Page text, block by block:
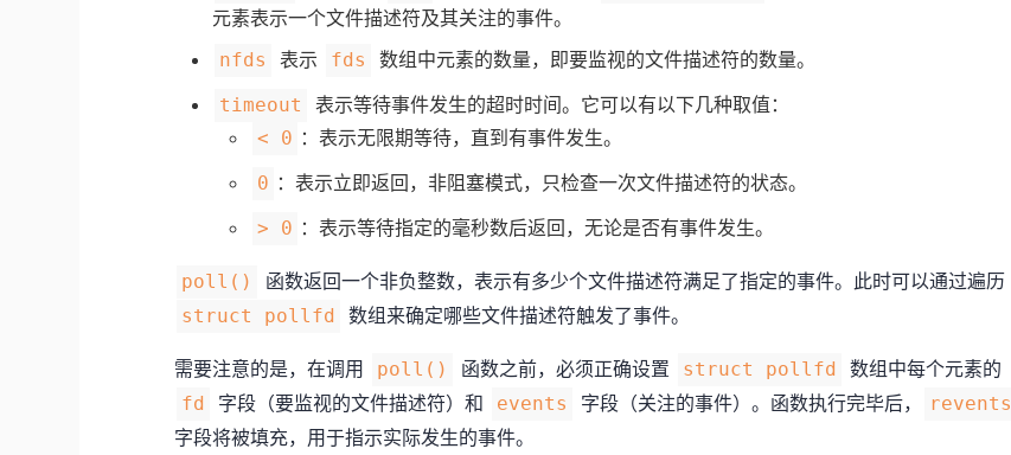
元素表示一个文件描述符及其关注的事件。
nfds 表示 fds 数组中元素的数量，即要监视的文件描述符的数量。
timeout 表示等待事件发生的超时时间。它可以有以下几种取值：
< 0 ：表示无限期等待，直到有事件发生。
0 ：表示立即返回，非阻塞模式，只检查一次文件描述符的状态。
> 0 ：表示等待指定的毫秒数后返回，无论是否有事件发生。
poll() 函数返回一个非负整数，表示有多少个文件描述符满足了指定的事件。此时可以通过遍历
struct pollfd 数组来确定哪些文件描述符触发了事件。
需要注意的是，在调用 poll() 函数之前，必须正确设置 struct pollfd 数组中每个元素的
fd 字段（要监视的文件描述符）和 events 字段（关注的事件）。函数执行完毕后， revents
字段将被填充，用于指示实际发生的事件。